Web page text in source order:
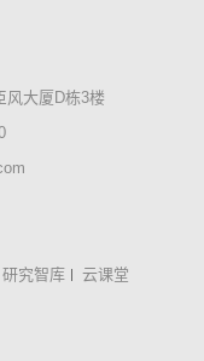
风大厦D栋3楼
研究智库 云课堂